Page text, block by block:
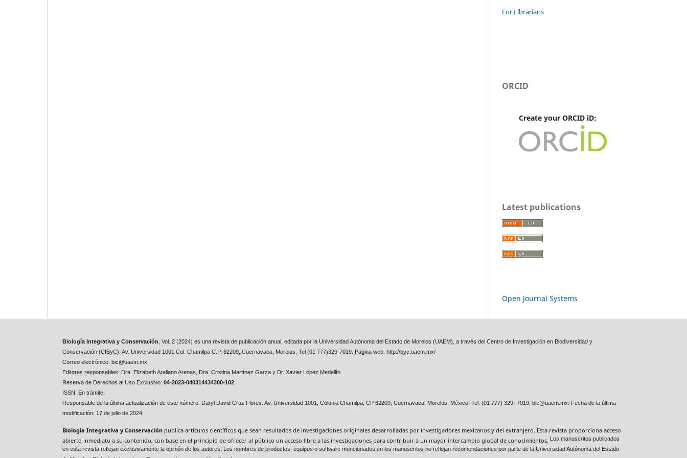
For Librarians
ORCID
Create your ORCID iD:
Latest publications
Open Journal Systems
Biología Integrativa y Conservación , Vol. 2 (2024) es una revista de publicación anual, editada por la Universidad Autónoma del Estado de Morelos (UAEM), a través del Centro de Investigación en Biodiversidad y
Conservación (CIByC). Av. Universidad 1001 Col. Chamilpa C.P. 62209, Cuernavaca, Morelos, Tel (01 777)329-7019. Página web: http://byc.uaem.mx/
Correo electrónico: bic@uaem.mx
Editores responsables: Dra. Elizabeth Arellano Arenas, Dra. Cristina Martínez Garza y Dr. Xavier López Medellín.
Reserva de Derechos al Uso Exclusivo: 04-2023-040314434300-102
ISSN: En trámite.
Responsable de la última actualización de este número: Daryl David Cruz Flores. Av. Universidad 1001, Colonia Chamilpa, CP 62209, Cuernavaca, Morelos, México, Tel. (01 777) 329- 7019, bic@uaem.mx. Fecha de la última
modificación: 17 de julio de 2024.
Biología Integrativa y Conservación publica artículos científicos que sean resultados de investigaciones originales desarrolladas por investigadores mexicanos y del extranjero. Esta revista proporciona acceso
abierto inmediato a su contenido, con base en el principio de ofrecer al público un acceso libre a las investigaciones para contribuir a un mayor intercambio global de conocimientos. Los manuscritos publicados
en esta revista reflejan exclusivamente la opinión de los autores. Los nombres de productos, equipos o software mencionados en los manuscritos no reflejan recomendaciones por parte de la Universidad Autónoma del Estado